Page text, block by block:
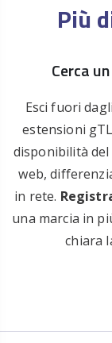
Più
Cerca
Esci fuori
estensioni
disponibilità
web,
in rete.
una marcia in
chiara